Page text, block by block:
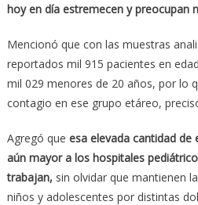
hoy en día estremecen y preocupan
Mencionó que con las muestras
reportados mil 915 pacientes en
mil 029 menores de 20 años, por lo
contagio en ese grupo etáreo,
Agregó que esa elevada cantidad
aún mayor a los hospitales
trabajan, sin olvidar que mantienen
niños y adolescentes por distintas